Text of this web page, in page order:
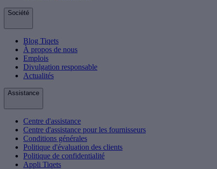
Société
Blog Tiqets
À propos de nous
Emplois
Divulgation responsable
Actualités
Assistance
Centre d'assistance
Centre d'assistance pour les fournisseurs
Conditions générales
Politique d'évaluation des clients
Politique de confidentialité
Appli Tiqets